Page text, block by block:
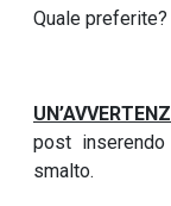
Quale preferite?
post
smalto.